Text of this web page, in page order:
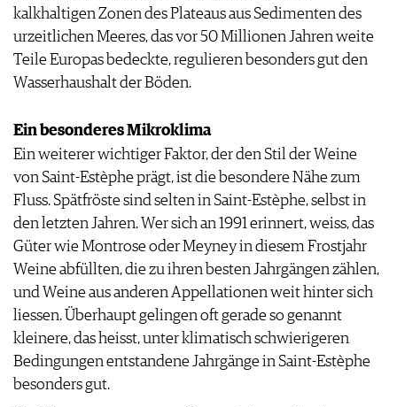
kalkhaltigen Zonen des Plateaus aus Sedimenten des
urzeitlichen Meeres, das vor 50 Millionen Jahren weite
Teile Europas bedeckte, regulieren besonders gut den
Wasserhaushalt der Böden.
Ein besonderes Mikroklima
Ein weiterer wichtiger Faktor, der den Stil der Weine
von Saint-Estèphe prägt, ist die besondere Nähe zum
Fluss. Spätfröste sind selten in Saint-Estèphe, selbst in
den letzten Jahren. Wer sich an 1991 erinnert, weiss, das
Güter wie Montrose oder Meyney in diesem Frostjahr
Weine abfüllten, die zu ihren besten Jahrgängen zählen,
und Weine aus anderen Appellationen weit hinter sich
liessen. Überhaupt gelingen oft gerade so genannt
kleinere, das heisst, unter klimatisch schwierigeren
Bedingungen entstandene Jahrgänge in Saint-Estèphe
besonders gut.